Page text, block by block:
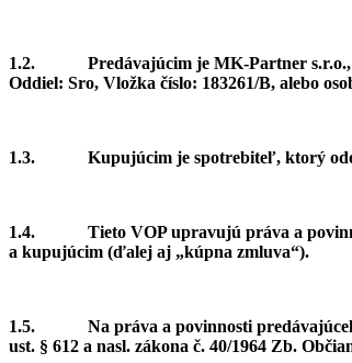
1.2.
Predávajúcim je MK-Partner
Oddiel: Sro, Vložka číslo: 183261/B, alebo
1.3. Kupujúcim je spotrebiteľ, ktorý
1.4. Tieto VOP upravujú práva a
a kupujúcim (ďalej aj „kúpna zmluva“).
1.5. Na práva a povinnosti
ust. § 612 a nasl. zákona č. 40/1964 Zb.